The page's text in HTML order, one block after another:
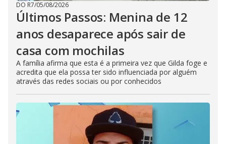
DO R7/05/08/2026
Últimos Passos: Menina de 12
anos desaparece após sair de
casa com mochilas
A família afirma que esta é a primeira vez que Gilda foge e
acredita que ela possa ter sido influenciada por alguém
através das redes sociais ou por conhecidos